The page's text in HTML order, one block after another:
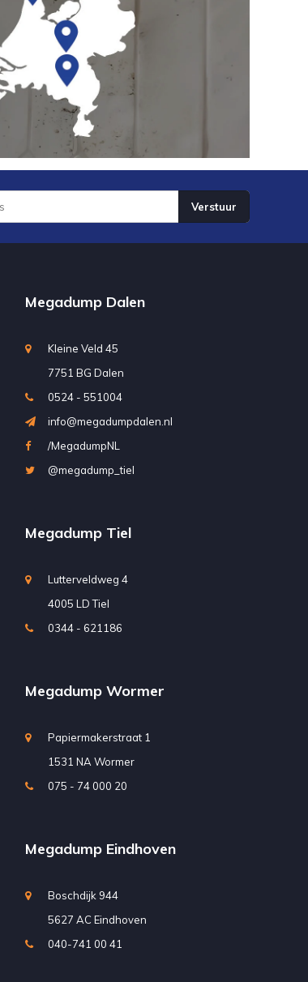
Verstuur
Megadump Dalen
Kleine Veld 45
7751 BG Dalen
0524 - 551004
info@megadumpdalen.nl
/MegadumpNL
@megadump_tiel
Megadump Tiel
Lutterveldweg 4
4005 LD Tiel
0344 - 621186
Megadump Wormer
Papiermakerstraat 1
1531 NA Wormer
075 - 74 000 20
Megadump Eindhoven
Boschdijk 944
5627 AC Eindhoven
040-741 00 41